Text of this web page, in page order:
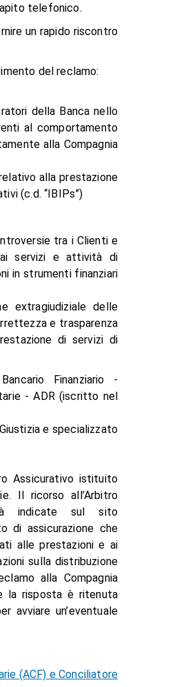
telefonico.
un rapido riscontro
del reclamo:
della Banca nello
al comportamento
alla Compagnia
alla prestazione
(c.d. “IBIPs”)
tra i Clienti e
servizi e attività di
in strumenti finanziari
extragiudiziale delle
e trasparenza
di servizi di
Finanziario -
- ADR (iscritto nel
e specializzato
Assicurativo istituito
Il ricorso all’Arbitro
indicate sul sito
di assicurazione che
alle prestazioni e ai
sulla distribuzione
alla Compagnia
la risposta è ritenuta
avviare un’eventuale
(ACF) e Conciliatore